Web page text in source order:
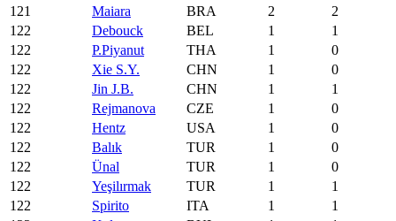
121
Maiara BRA 2
2
122
Debouck BEL 1
1
122
P.Piyanut THA 1
0
122
Xie S.Y. CHN 1
0
122
Jin J.B. CHN 1
1
122
Rejmanova CZE 1
0
122
Hentz USA 1
0
122
Balık TUR 1
0
122
Ünal TUR 1
0
122
Yeşilırmak TUR 1
1
122
Spirito ITA 1
1